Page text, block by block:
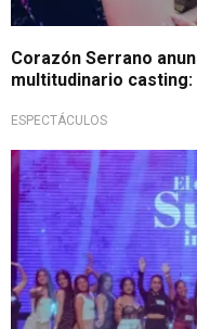
Corazón Serrano
multitudinario casting:
ESPECTÁCULOS
Tercera oportunidad